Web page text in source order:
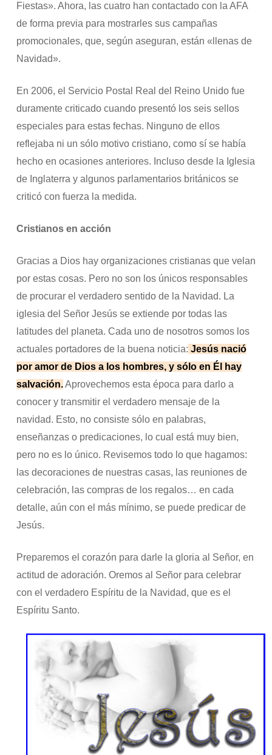
Fiestas». Ahora, las cuatro han contactado con la AFA
de forma previa para mostrarles sus campañas
promocionales, que, según aseguran, están «llenas de
Navidad».
En 2006, el Servicio Postal Real del Reino Unido fue
duramente criticado cuando presentó los seis sellos
especiales para estas fechas. Ninguno de ellos
reflejaba ni un sólo motivo cristiano, como sí se había
hecho en ocasiones anteriores. Incluso desde la Iglesia
de Inglaterra y algunos parlamentarios británicos se
criticó con fuerza la medida.
Cristianos en acción
Gracias a Dios hay organizaciones cristianas que velan
por estas cosas. Pero no son los únicos responsables
de procurar el verdadero sentido de la Navidad. La
iglesia del Señor Jesús se extiende por todas las
latitudes del planeta. Cada uno de nosotros somos los
actuales portadores de la buena noticia: Jesús nació
por amor de Dios a los hombres, y sólo en Él hay
salvación.Aprovechemos esta época para darlo a
conocer y transmitir el verdadero mensaje de la
navidad. Esto, no consiste sólo en palabras,
enseñanzas o predicaciones, lo cual está muy bien,
pero no es lo único. Revisemos todo lo que hagamos:
las decoraciones de nuestras casas, las reuniones de
celebración, las compras de los regalos… en cada
detalle, aún con el más mínimo, se puede predicar de
Jesús.
Preparemos el corazón para darle la gloria al Señor, en
actitud de adoración. Oremos al Señor para celebrar
con el verdadero Espíritu de la Navidad, que es el
Espíritu Santo.